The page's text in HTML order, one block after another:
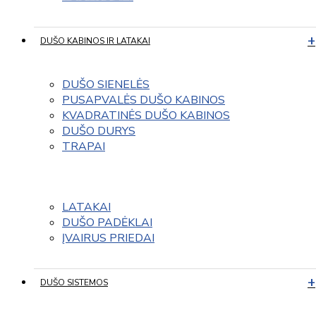
DUŠO KABINOS IR LATAKAI
DUŠO SIENELĖS
PUSAPVALĖS DUŠO KABINOS
KVADRATINĖS DUŠO KABINOS
DUŠO DURYS
TRAPAI
LATAKAI
DUŠO PADĖKLAI
ĮVAIRUS PRIEDAI
DUŠO SISTEMOS